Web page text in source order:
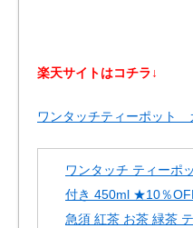
楽天サイトはコチラ↓
ワンタッチティーポット
ワンタッチ ティーポ
付き 450ml ★10％
急須 紅茶 お茶 緑茶